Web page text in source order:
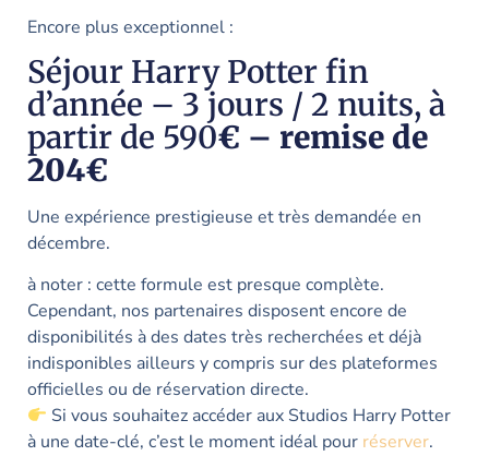
Encore plus exceptionnel :
Séjour Harry Potter fin
d’année – 3 jours / 2 nuits, à
partir de 590€ – remise de
204€
Une expérience prestigieuse et très demandée en
décembre.
à noter : cette formule est presque complète.
Cependant, nos partenaires disposent encore de
disponibilités à des dates très recherchées et déjà
indisponibles ailleurs y compris sur des plateformes
officielles ou de réservation directe.
Si vous souhaitez accéder aux Studios Harry Potter
à une date-clé, c’est le moment idéal pour réserver.